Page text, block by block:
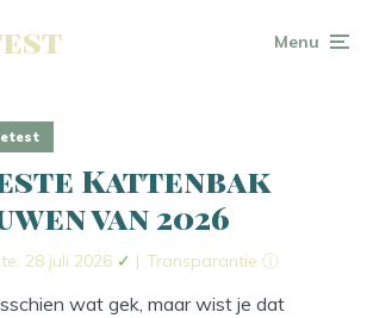
Menu
Kattenbak
van 2026
28 juli 2026 ✓ | Transparantie ⓘ
wat gek, maar wist je dat